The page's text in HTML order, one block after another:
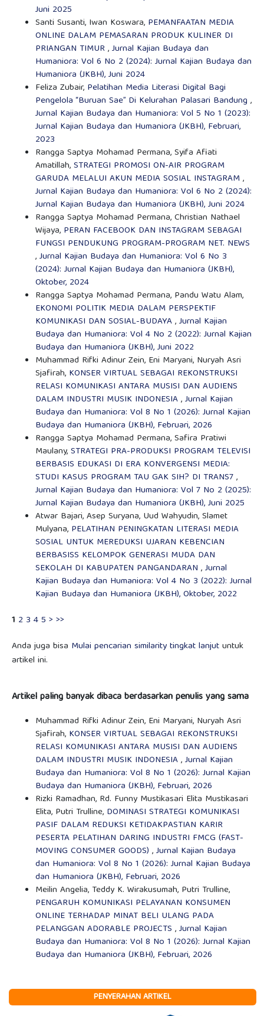
Juni 2025
Santi Susanti, Iwan Koswara, PEMANFAATAN MEDIA
ONLINE DALAM PEMASARAN PRODUK KULINER DI
PRIANGAN TIMUR,Jurnal Kajian Budaya dan
Humaniora: Vol 6 No 2 (2024): Jurnal Kajian Budaya dan
Humaniora (JKBH), Juni 2024
Feliza Zubair, Pelatihan Media Literasi Digital Bagi
Pengelola “Buruan Sae” Di Kelurahan Palasari Bandung ,
Jurnal Kajian Budaya dan Humaniora: Vol 5 No 1 (2023):
Jurnal Kajian Budaya dan Humaniora (JKBH), Februari,
2023
Rangga Saptya Mohamad Permana, Syifa Afiati
Amatillah,STRATEGI PROMOSI ON-AIR PROGRAM
GARUDA MELALUI AKUN MEDIA SOSIAL INSTAGRAM,
Jurnal Kajian Budaya dan Humaniora: Vol 6 No 2 (2024):
Jurnal Kajian Budaya dan Humaniora (JKBH), Juni 2024
Rangga Saptya Mohamad Permana, Christian Nathael
Wijaya, PERAN FACEBOOK DAN INSTAGRAM SEBAGAI
FUNGSI PENDUKUNG PROGRAM-PROGRAM NET. NEWS
,Jurnal Kajian Budaya dan Humaniora: Vol 6 No 3
(2024): Jurnal Kajian Budaya dan Humaniora (JKBH),
Oktober, 2024
Rangga Saptya Mohamad Permana, Pandu Watu Alam,
EKONOMI POLITIK MEDIA DALAM PERSPEKTIF
KOMUNIKASI DAN SOSIAL-BUDAYA,Jurnal Kajian
Budaya dan Humaniora: Vol 4 No 2 (2022): Jurnal Kajian
Budaya dan Humaniora (JKBH), Juni 2022
Muhammad Rifki Adinur Zein, Eni Maryani, Nuryah Asri
Sjafirah, KONSER VIRTUAL SEBAGAI REKONSTRUKSI
RELASI KOMUNIKASI ANTARA MUSISI DAN AUDIENS
DALAM INDUSTRI MUSIK INDONESIA,Jurnal Kajian
Budaya dan Humaniora: Vol 8 No 1 (2026): Jurnal Kajian
Budaya dan Humaniora (JKBH), Februari, 2026
Rangga Saptya Mohamad Permana, Safira Pratiwi
Maulany,STRATEGI PRA-PRODUKSI PROGRAM TELEVISI
BERBASIS EDUKASI DI ERA KONVERGENSI MEDIA:
STUDI KASUS PROGRAM TAU GAK SIH? DI TRANS7,
Jurnal Kajian Budaya dan Humaniora: Vol 7 No 2 (2025):
Jurnal Kajian Budaya dan Humaniora (JKBH), Juni 2025
Atwar Bajari, Asep Suryana, Uud Wahyudin, Slamet
Mulyana, PELATIHAN PENINGKATAN LITERASI MEDIA
SOSIAL UNTUK MEREDUKSI UJARAN KEBENCIAN
BERBASISS KELOMPOK GENERASI MUDA DAN
SEKOLAH DI KABUPATEN PANGANDARAN ,Jurnal
Kajian Budaya dan Humaniora: Vol 4 No 3 (2022): Jurnal
Kajian Budaya dan Humaniora (JKBH), Oktober, 2022
1 2 3 45 > >>
Anda juga bisa Mulai pencarian similarity tingkat lanjutuntuk
artikel ini.
Artikel paling banyak dibaca berdasarkan penulis yang sama
Muhammad Rifki Adinur Zein, Eni Maryani, Nuryah Asri
Sjafirah, KONSER VIRTUAL SEBAGAI REKONSTRUKSI
RELASI KOMUNIKASI ANTARA MUSISI DAN AUDIENS
DALAM INDUSTRI MUSIK INDONESIA,Jurnal Kajian
Budaya dan Humaniora: Vol 8 No 1 (2026): Jurnal Kajian
Budaya dan Humaniora (JKBH), Februari, 2026
Rizki Ramadhan, Rd. Funny Mustikasari Elita Mustikasari
Elita, Putri Trulline, DOMINASI STRATEGI KOMUNIKASI
PASIF DALAM REDUKSI KETIDAKPASTIAN KARIR
PESERTA PELATIHAN DARING INDUSTRI FMCG (FAST-
MOVING CONSUMER GOODS) ,Jurnal Kajian Budaya
dan Humaniora: Vol 8 No 1 (2026): Jurnal Kajian Budaya
dan Humaniora (JKBH), Februari, 2026
Meilin Angelia, Teddy K. Wirakusumah, Putri Trulline,
PENGARUH KOMUNIKASI PELAYANAN KONSUMEN
ONLINE TERHADAP MINAT BELI ULANG PADA
PELANGGAN ADORABLE PROJECTS ,Jurnal Kajian
Budaya dan Humaniora: Vol 8 No 1 (2026): Jurnal Kajian
Budaya dan Humaniora (JKBH), Februari, 2026
PENYERAHAN ARTIKEL